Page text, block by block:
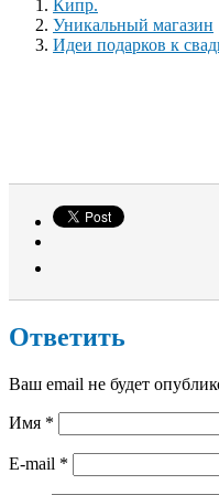
Кипр.
Уникальный магазин
Идеи подарков к
Ответить
Ваш email не будет
Имя *
E-mail *